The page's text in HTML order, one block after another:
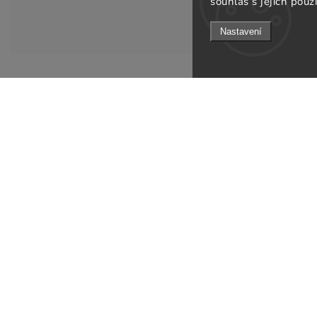
Nastavení